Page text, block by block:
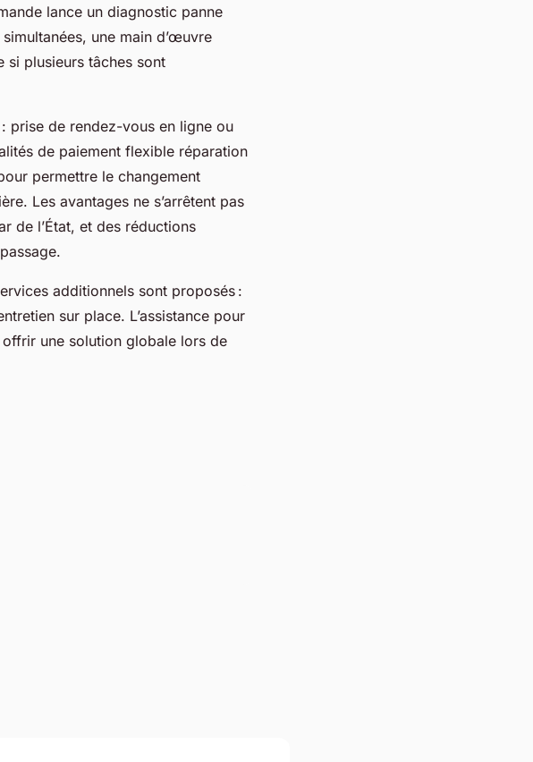
lance un diagnostic panne
une main d’œuvre
plusieurs tâches sont
prise de rendez-vous en ligne ou
de paiement flexible réparation
permettre le changement
Les avantages ne s’arrêtent pas
de l’État, et des réductions
additionnels sont proposés :
sur place. L’assistance pour
une solution globale lors de